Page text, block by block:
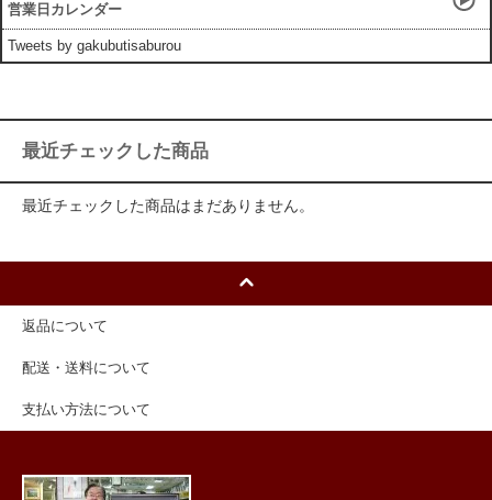
営業日カレンダー
Tweets by gakubutisaburou
最近チェックした商品
最近チェックした商品はまだありません。
返品について
配送・送料について
支払い方法について